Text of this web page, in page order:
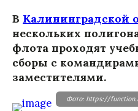
В Калининградской
нескольких
флота проходят
сборы с
заместителями.
Фото: https://